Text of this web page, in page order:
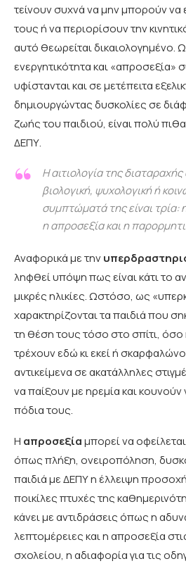
τείνουν συχνά να μην μπορούν να
τους ή να περιορίσουν την
αυτό θεωρείται δικαιολογημένο.
ενεργητικότητα και «απροσεξία»
υφίστανται και σε μετέπειτα
δημιουργώντας δυσκολίες σε
ζωής του παιδιού, είναι πολύ
ΔΕΠΥ.
H αιτιολογία της
βιολογική, ψυχολογική ή
συμπτώματά της είναι
η απροσεξία και η
Αναφορικά με την
ληφθεί υπόψη πως είναι κάτι το
μικρές ηλικίες. Ωστόσο, ως
χαρακτηρίζονται τα παιδιά που
τη θέση τους τόσο στο σπίτι, όσο
τρέχουν εδώ κι εκεί ή
αντικείμενα σε ακατάλληλες
να παίξουν με ηρεμία και κουνούν
πόδια τους.
Η απροσεξίαμπορεί να
όπως πλήξη, ονειροπόληση,
παιδιά με ΔΕΠΥ η έλλειψη
ποικίλες πτυχές της
κάνει με αντιδράσεις όπως η
λεπτομέρειες και η απροσεξία
σχολείου, η αδιαφορία για τις